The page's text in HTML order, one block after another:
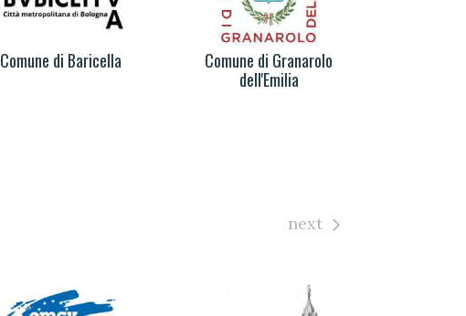
Comune di Baricella
Comune di Granarolo
dell'Emilia
next